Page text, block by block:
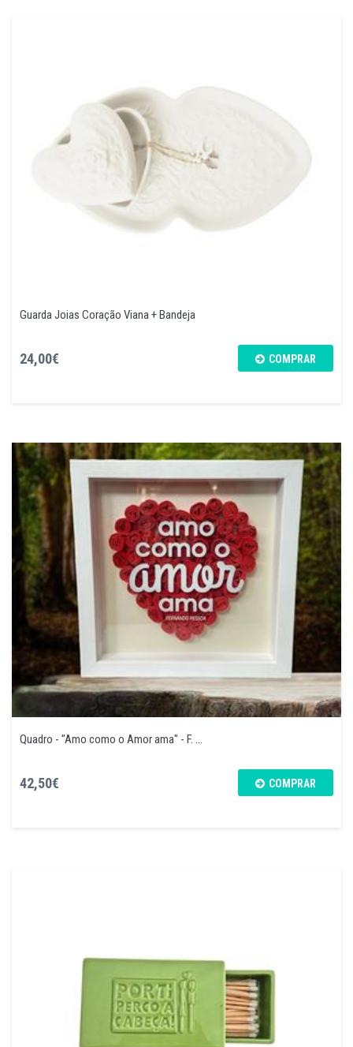
Guarda Joias Coração Viana + Bandeja
24,00€ COMPRAR
Quadro - "Amo como o Amor ama" - F. ...
42,50€ COMPRAR